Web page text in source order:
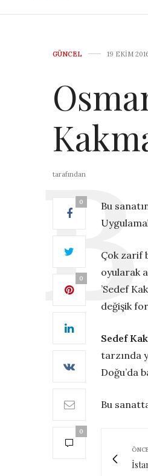
GÜNCEL 19 EKIM
tarafından
0
0
0
Bu
Çok zarif
oyularak
’Sedef
değişik
Sedef
tarzında
Doğu’da
Bu